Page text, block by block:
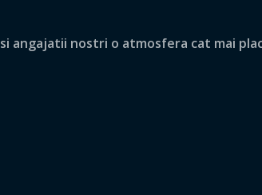
angajatii nostri o atmosfera cat mai